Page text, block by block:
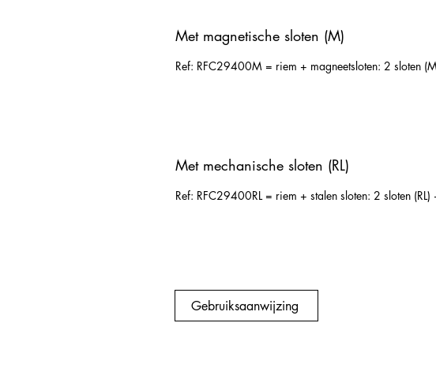
Met magnetische sloten (M)
Ref: RFC29400M = riem + magneetsloten: 2 sloten
Met mechanische sloten (RL)
Ref: RFC29400RL = riem + stalen sloten: 2 sloten (RL)
Gebruiksaanwijzing